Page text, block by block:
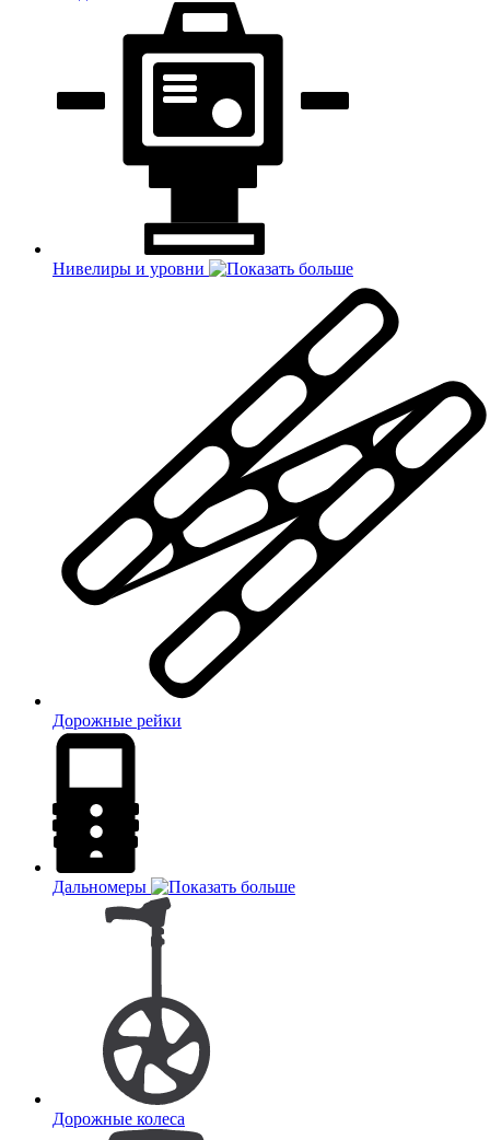
Нивелиры и уровни
Дорожные рейки
Дальномеры
Дорожные колеса